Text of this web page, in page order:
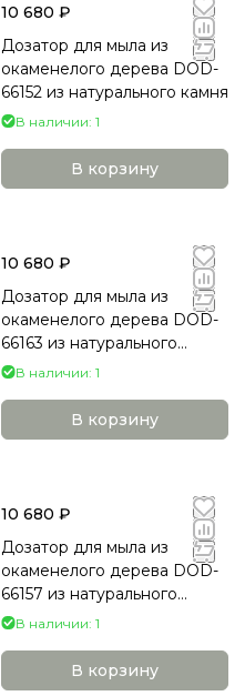
10 680 ₽
Дозатор для мыла из
окаменелого дерева DOD-
66152 из натурального камня
В наличии: 1
В корзину
10 680 ₽
Дозатор для мыла из
окаменелого дерева DOD-
66163 из натурального
камня
В наличии: 1
В корзину
10 680 ₽
Дозатор для мыла из
окаменелого дерева DOD-
66157 из натурального
камня
В наличии: 1
В корзину